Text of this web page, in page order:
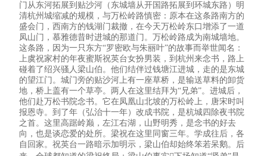
门从东河拓展到贴沙河（东城墙从开国路拓展到环城东路）明
清杭州城缩减的规模，与万松岭路慎密：原本在这条路南方的
盛会门，西南方的钱湖门裁撤，在今天万松岭东口增添了一道
凤山门，慕雅德昔时进城的那道门。万松岭路成为南城墙地。
这条路，因为一只东方“罗密欧与朱丽叶”的故事而举世闻名：
上虞祝家村的年夜蜜斯祝英台女扮男装，到杭州来念书，路上
碰着了绍兴骚人梁山伯。他们结伴过钱塘江进城，走的是东城
的望江门。城门旁的贴沙河上有一座草桥，是输送草料的卸货
地，桥上盖有一个草亭。两人在这里结拜为“兄弟”。进城后，
他们赴万松书院念书。它在凤凰山北坡的万松岭上，唐宋时叫
报恩寺。到了年（弘治十一年）改成书院，是杭城四除夜书院
之首。这里高踞岭巅，左江右湖，山野明秀，是念书的好去
向，也是谈恋爱的处所。梁祝在这里同窗三年。学成往后，各
自回家。祝英台一路暗示加明示，梁山伯却始终笨若呆鹅。后